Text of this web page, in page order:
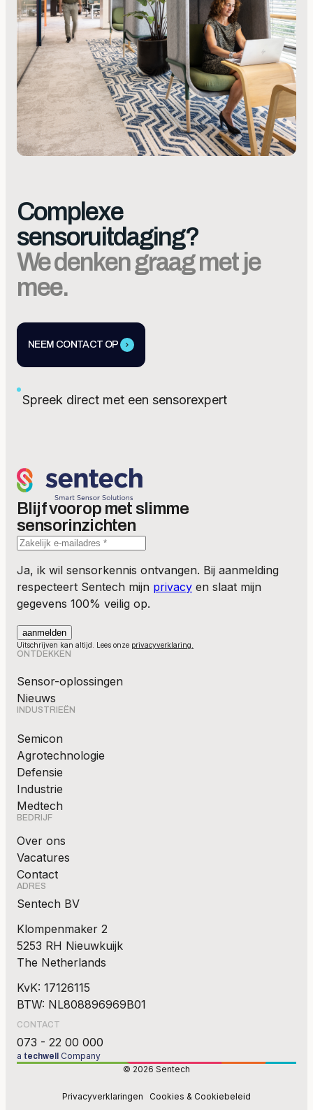
Complexe
sensoruitdaging?
We denken graag met je
mee.
NEEM CONTACT OP
Spreek direct met een sensorexpert
Blijf voorop met slimme
sensorinzichten
Ja, ik wil sensorkennis ontvangen. Bij aanmelding
respecteert Sentech mijn privacy en slaat mijn
gegevens 100% veilig op.
Uitschrijven kan altijd. Lees onze privacyverklaring.
ONTDEKKEN
Sensor-oplossingen
Nieuws
INDUSTRIEËN
Semicon
Agrotechnologie
Defensie
Industrie
Medtech
BEDRIJF
Over ons
Vacatures
Contact
ADRES
Sentech BV
Klompenmaker 2
5253 RH Nieuwkuijk
The Netherlands
KvK: 17126115
BTW: NL808896969B01
CONTACT
073 - 22 00 000
a techwell
Company
© 2026 Sentech
Privacyverklaringen Cookies & Cookiebeleid